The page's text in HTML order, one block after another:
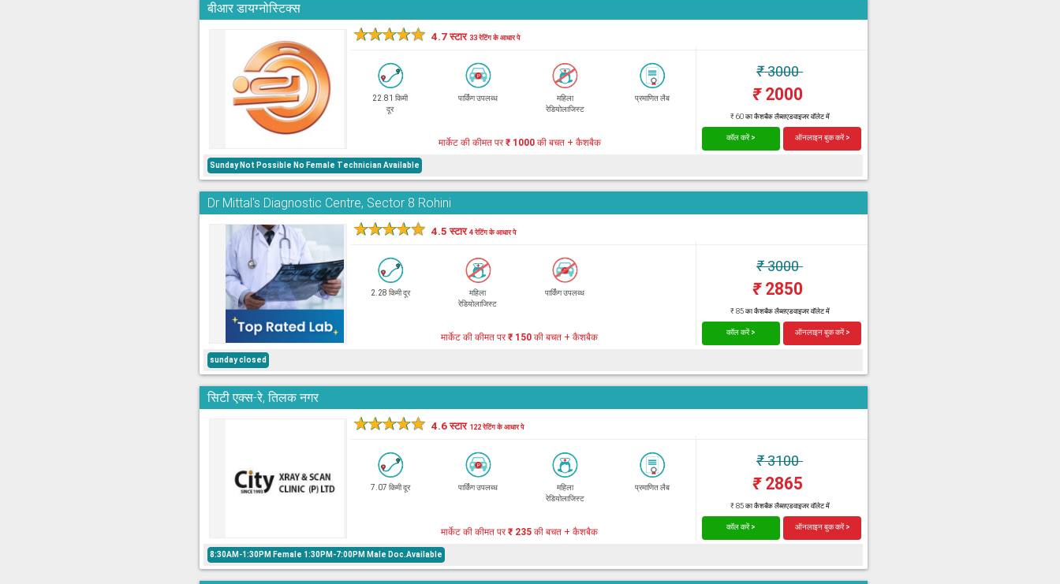
बीआर डायग्नोस्टिक्स
★★★★★ 4.7 स्टार33 रेटिंग के आधार पे
22.81 किमी
दूर
पार्किंग उपलब्ध
महिला
रेडियोलाजिस्ट
प्रमाणित लैब
₹3000
₹2000
₹ 60 का कैशबैक लैब्सएडवाइजर वॉलेट में
मार्केट की कीमत पर₹ 1000की बचत + कैशबैक कॉल करें > ऑनलाइन बुक करें >
Sunday Not Possible No Female Technician Available
Dr Mittal's Diagnostic Centre, Sector 8 Rohini
★★★★★ 4.5 स्टार4 रेटिंग के आधार पे
2.28 किमी दूर
महिला
रेडियोलाजिस्ट
पार्किंग उपलब्ध
₹3000
₹2850
₹ 85 का कैशबैक लैब्सएडवाइजर वॉलेट में
मार्केट की कीमत पर₹ 150 की बचत + कैशबैक कॉल करें > ऑनलाइन बुक करें >
sunday closed
सिटी एक्स-रे, तिलक नगर
★★★★★ 4.6 स्टार 122 रेटिंग के आधार पे
7.07 किमी दूर पार्किंग उपलब्ध
महिला
रेडियोलाजिस्ट
प्रमाणित लैब
₹3100
₹2865
₹ 85 का कैशबैक लैब्सएडवाइजर वॉलेट में
मार्केट की कीमत पर₹ 235 की बचत + कैशबैक कॉल करें > ऑनलाइन बुक करें >
8:30AM-1:30PM Female 1:30PM-7:00PM Male Doc.Available